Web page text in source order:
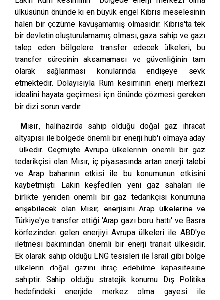
ülküsünün önünde ki en büyük engel Kıbrıs meselesinin
halen bir çözüme kavuşamamış olmasıdır. Kıbrıs'ta tek
bir devletin oluşturulamamış olması, gaza sahip ve gazı
talep eden bölgelere transfer edecek ülkeleri, bu
transfer sürecinin aksamaması ve güvenliğinin tam
olarak sağlanması konularında endişeye sevk
etmektedir. Dolayısıyla Rum kesiminin enerji merkezi
idealini hayata geçirmesi için önünde çözmesi gereken
bir dizi sorun vardır.
Mısır, halihazırda sahip olduğu doğal gaz ihracat
altyapısı ile bölgede önemli bir enerji hub'ı olmaya aday
ülkedir. Geçmişte Avrupa ülkelerinin önemli bir gaz
tedarikçisi olan Mısır, iç piyasasında artan enerji talebi
ve Arap baharının etkisi ile bu konumunun etkisini
kaybetmişti. Lakin keşfedilen yeni gaz sahaları ile
birlikte yeniden önemli bir gaz tedarikçisi konumuna
erişebilecek olan Mısır, enerjisini Arap ülkelerine ve
Türkiye'ye transfer ettiği 'Arap gazı boru hattı' ve Basra
körfezinden gelen enerjiyi Avrupa ülkeleri ile ABD'ye
iletmesi bakımından önemli bir enerji transit ülkesidir.
Ek olarak sahip olduğu LNG tesisleri ile İsrail gibi bölge
ülkelerin doğal gazını ihraç edebilme kapasitesine
sahiptir. Sahip olduğu stratejik konumu Dış Politika
hedefindeki enerjide merkez olma gayesi ile